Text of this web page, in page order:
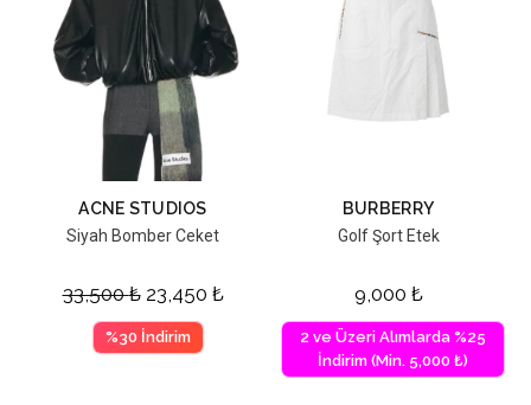
ACNE STUDIOS
Siyah Bomber Ceket
33,500₺ 23,450 ₺
%30 İndirim
BURBERRY
Golf Şort Etek
9,000 ₺
2 ve Üzeri Alımlarda %25
İndirim (Min. 5,000 ₺)